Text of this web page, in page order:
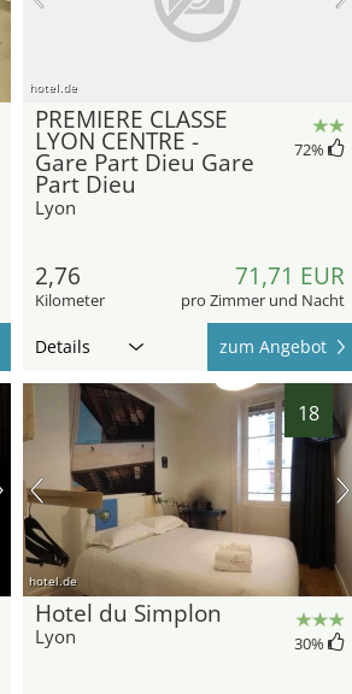
hotel.de
PREMIERE CLASSE
LYON CENTRE -
Gare Part Dieu Gare
Part Dieu
Lyon
72%
2,76
Kilometer
71,71 EUR
pro Zimmer und Nacht
Details zum Angebot
18
hotel.de
Hotel du Simplon
Lyon 30%